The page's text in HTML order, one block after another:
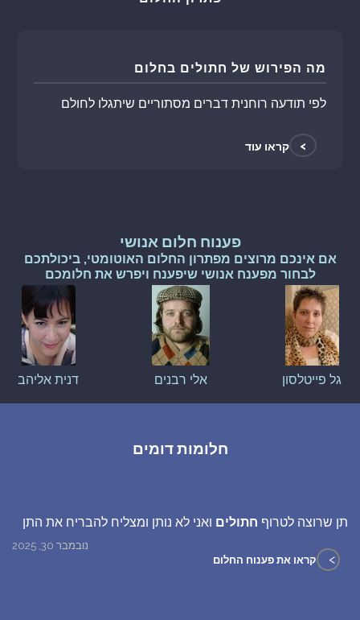
מה הפירוש של חתולים בחלום
לפי תודעה רוחנית דברים מסתוריים שיתגלו לחולם
> קראו עוד
פענוח חלום אנושי
אם אינכם מרוצים מפתרון החלום האוטומטי, ביכולתכם
לבחור מפענח אנושי שיפענח ויפרש את חלומכם
גל פייטלסון אלי רבנים דנית אליהב
חלומות דומים
תן שרוצה לטרוף חתולים ואני לא נותן ומצליח להבריח את התן
נובמבר 30, 2025
> קראו את פענוח החלום